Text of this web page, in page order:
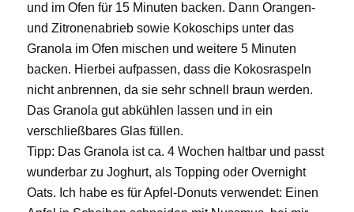
und im Ofen für 15 Minuten backen. Dann Orangen-
und Zitronenabrieb sowie Kokoschips unter das
Granola im Ofen mischen und weitere 5 Minuten
backen. Hierbei aufpassen, dass die Kokosraspeln
nicht anbrennen, da sie sehr schnell braun werden.
Das Granola gut abkühlen lassen und in ein
verschließbares Glas füllen.
Tipp: Das Granola ist ca. 4 Wochen haltbar und passt
wunderbar zu Joghurt, als Topping oder Overnight
Oats. Ich habe es für Apfel-Donuts verwendet: Einen